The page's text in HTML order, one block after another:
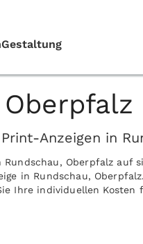
Anzeigen in
Oberpfalz auf
in Rundschau,
Ihre individuellen